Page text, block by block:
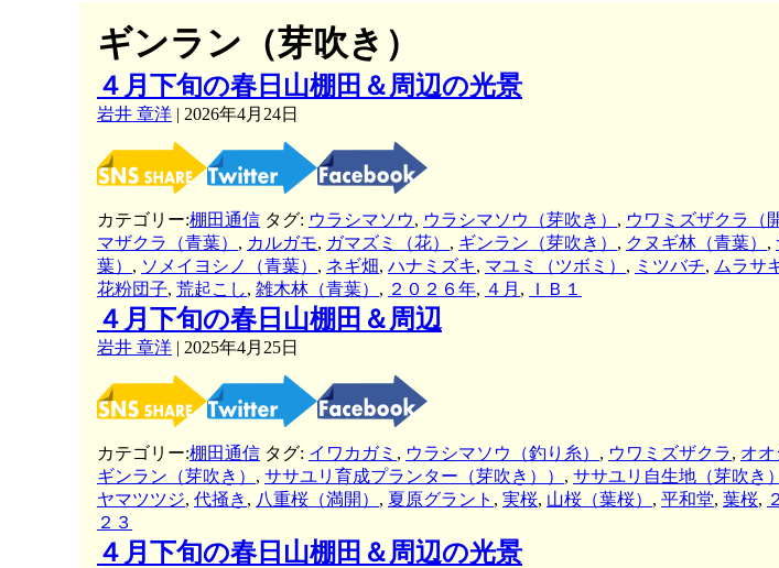
ギンラン（芽吹き）
４月下旬の春日山棚田＆周辺の光景
岩井 章洋 | 2026年4月24日
カテゴリー:棚田通信 タグ: ウラシマソウ, ウラシマソウ（芽吹き） , ウワミズザクラ（
マザクラ（青葉） , カルガモ, ガマズミ（花） , ギンラン（芽吹き） , クヌギ林（青葉） ,
葉） , ソメイヨシノ（青葉） , ネギ畑, ハナミズキ, マユミ（ツボミ） , ミツバチ, ムラサ
花粉団子, 荒起こし, 雑木林（青葉） , ２０２６年, ４月 , ＩＢ１
４月下旬の春日山棚田＆周辺
岩井 章洋 | 2025年4月25日
カテゴリー:棚田通信 タグ: イワカガミ , ウラシマソウ（釣り糸） , ウワミズザクラ, オ
ギンラン（芽吹き） , ササユリ育成プランター（芽吹き）） , ササユリ自生地（芽吹き）
ヤマツツジ, 代掻き , 八重桜（満開） , 夏原グラント , 実桜, 山桜（葉桜） , 平和堂, 葉桜,
２３
４月下旬の春日山棚田＆周辺の光景